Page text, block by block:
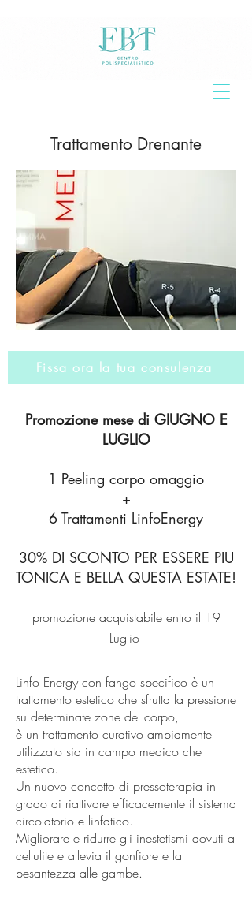
Trattamento Drenante
Fissa ora la tua consulenza
Promozione mese di GIUGNO E
LUGLIO
1 Peeling corpo omaggio
+
6 Trattamenti LinfoEnergy
30% DI SCONTO PER ESSERE PIU
TONICA E BELLA QUESTA ESTATE!
promozione acquistabile entro il 19
Luglio
Linfo Energy con fango specifico è un
trattamento estetico che sfrutta la pressione
su determinate zone del corpo,
è un trattamento curativo ampiamente
utilizzato sia in campo medico che
estetico.
Un nuovo concetto di pressoterapia in
grado di riattivare efficacemente il sistema
circolatorio e linfatico.
Migliorare e ridurre gli inestetismi dovuti a
cellulite e allevia il gonfiore e la
pesantezza alle gambe.